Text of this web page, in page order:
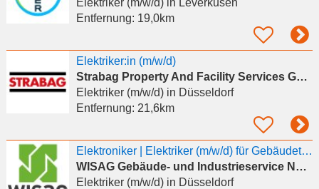
Entfernung: 19,0km
Elektriker:in (m/w/d)
Strabag Property And Facility Services Gmbh
Elektriker (m/w/d)in Düsseldorf
Entfernung: 21,6km
Elektroniker | Elektriker (m/w/d) für Gebäudetechnik
WISAG Gebäude- und Industrieservice Nord-West GmbH & Co. KG
Elektriker (m/w/d)in Düsseldorf